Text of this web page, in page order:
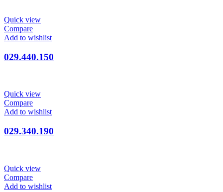
Quick view
Compare
Add to wishlist
029.440.150
Quick view
Compare
Add to wishlist
029.340.190
Quick view
Compare
Add to wishlist